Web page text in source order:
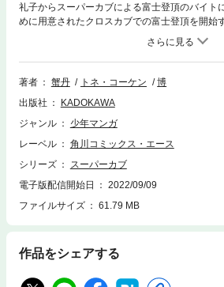
礼子からスーパーカブによる富士登頂のバイト
めに用意されたクロスカブでの富士登頂を開始
なトラブルの中、二人は富士登頂を達成するこ
著者 蟹丹 トネ・コーケン
博
出版社
KADOKAWA
ジャンル
少年マンガ
レーベル
角川コミックス・エース
シリーズ
スーパーカブ
電子版配信開始日
2022/09/09
ファイルサイズ
61.79 MB
作品をシェアする